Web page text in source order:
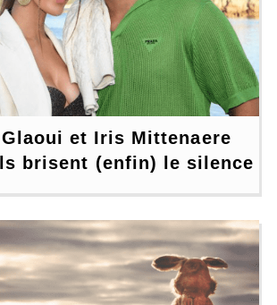
et Iris Mittenaere
brisent (enfin) le silence